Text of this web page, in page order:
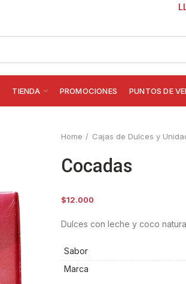
TIENDA PROMOCIONES PUNTOS DE
Home Cajas de Dulces y
Cocadas
$12.000
Dulces con leche y coco
Sabor
Marca